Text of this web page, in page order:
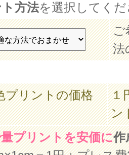
方法を選択してく
ご
法
プリントの価格
１
ン
プリントを安価に作